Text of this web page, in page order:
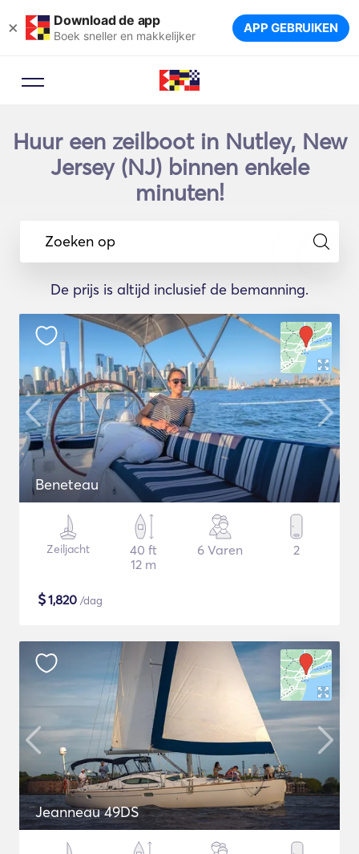
× Download de app
Boek sneller en makkelijker APP GEBRUIKEN
Huur een zeilboot in Nutley, New
Jersey (NJ) binnen enkele
minuten!
Zoeken op
De prijs is altijd inclusief de bemanning.
Beneteau
Zeiljacht
40 ft
12 m
6 Varen 2
$1,820 /dag
Jeanneau 49DS